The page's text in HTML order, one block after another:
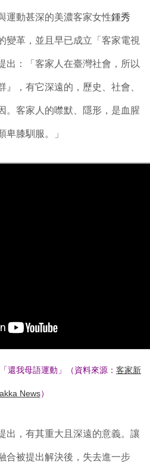
運動甚深的美濃客家女性鍾秀
變革，並且早已成立「客家電視
出：「客家人在臺灣社會，所以
，有它深遠的，歷史、社會、
客家人的噤默、隱形，是血腥
卑膝馴服。」
還我母語運動」（資料來源： 客家新
News）
，有其重大且深遠的意義。讓
合被提出解決後，失去進一步